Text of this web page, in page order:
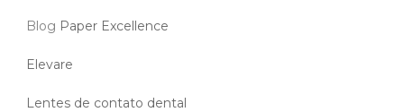
Blog Paper Excellence
Elevare
Lentes de contato dental